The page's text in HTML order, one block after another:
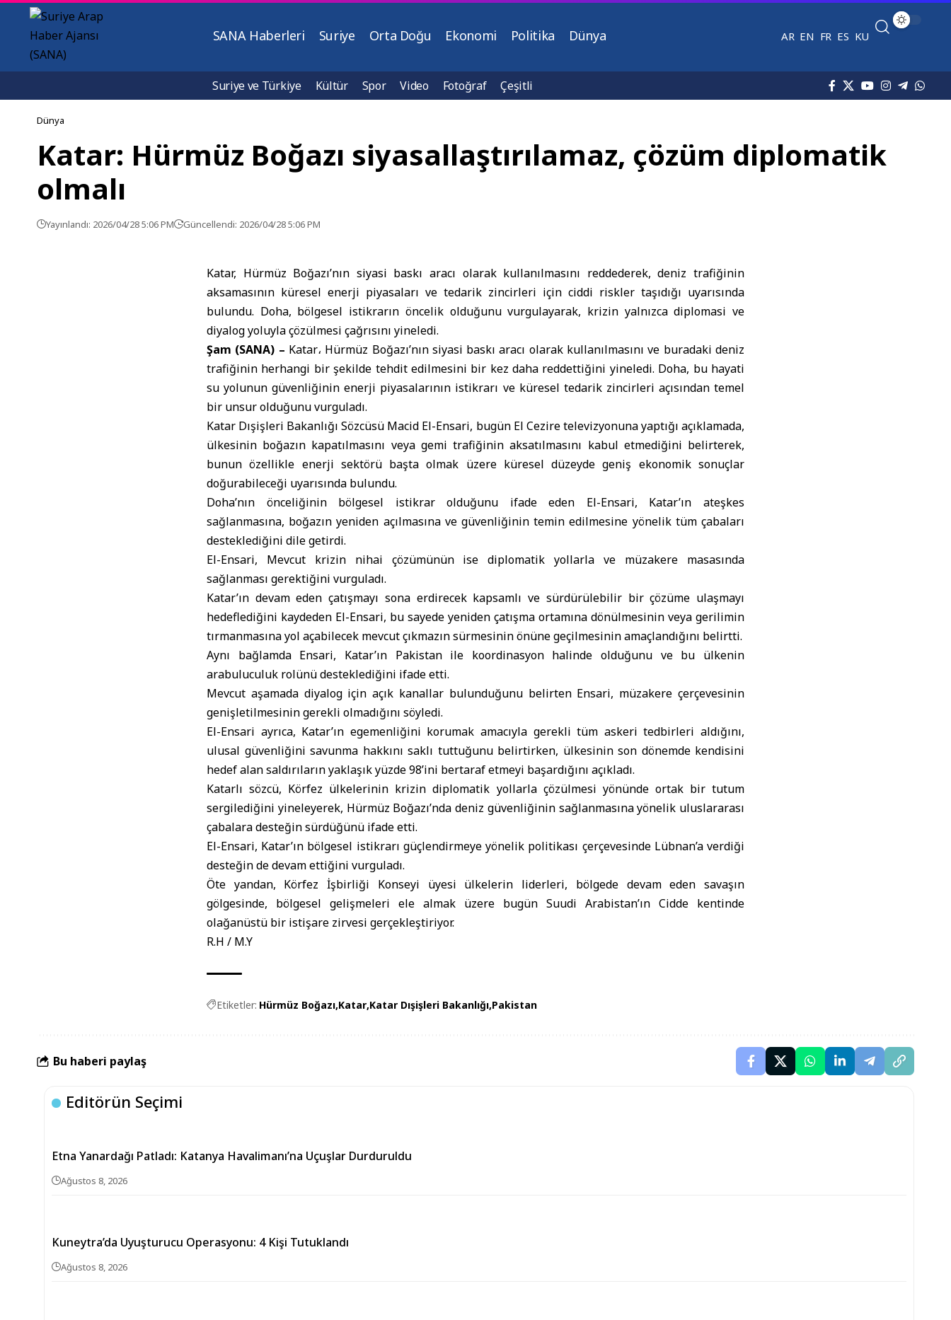
SANA Haberleri Suriye Orta Doğu Ekonomi Politika Dünya AR EN FR ES KU
Suriye ve Türkiye Kültür Spor Video Fotoğraf Çeşitli
Dünya
Katar: Hürmüz Boğazı siyasallaştırılamaz, çözüm diplomatik
olmalı
Yayınlandı: 2026/04/28 5:06 PM Güncellendi: 2026/04/28 5:06 PM
Katar, Hürmüz Boğazı’nın siyasi baskı aracı olarak kullanılmasını reddederek, deniz trafiğinin
aksamasının küresel enerji piyasaları ve tedarik zincirleri için ciddi riskler taşıdığı uyarısında
bulundu. Doha, bölgesel istikrarın öncelik olduğunu vurgulayarak, krizin yalnızca diplomasi ve
diyalog yoluyla çözülmesi çağrısını yineledi.
Şam (SANA) – Katar، Hürmüz Boğazı’nın siyasi baskı aracı olarak kullanılmasını ve buradaki deniz
trafiğinin herhangi bir şekilde tehdit edilmesini bir kez daha reddettiğini yineledi. Doha, bu hayati
su yolunun güvenliğinin enerji piyasalarının istikrarı ve küresel tedarik zincirleri açısından temel
bir unsur olduğunu vurguladı.
Katar Dışişleri Bakanlığı Sözcüsü Macid El-Ensari, bugün El Cezire televizyonuna yaptığı açıklamada,
ülkesinin boğazın kapatılmasını veya gemi trafiğinin aksatılmasını kabul etmediğini belirterek,
bunun özellikle enerji sektörü başta olmak üzere küresel düzeyde geniş ekonomik sonuçlar
doğurabileceği uyarısında bulundu.
Doha’nın önceliğinin bölgesel istikrar olduğunu ifade eden El-Ensari, Katar’ın ateşkes
sağlanmasına, boğazın yeniden açılmasına ve güvenliğinin temin edilmesine yönelik tüm çabaları
desteklediğini dile getirdi.
El-Ensari, Mevcut krizin nihai çözümünün ise diplomatik yollarla ve müzakere masasında
sağlanması gerektiğini vurguladı.
Katar’ın devam eden çatışmayı sona erdirecek kapsamlı ve sürdürülebilir bir çözüme ulaşmayı
hedeflediğini kaydeden El-Ensari, bu sayede yeniden çatışma ortamına dönülmesinin veya gerilimin
tırmanmasına yol açabilecek mevcut çıkmazın sürmesinin önüne geçilmesinin amaçlandığını belirtti.
Aynı bağlamda Ensari, Katar’ın Pakistan ile koordinasyon halinde olduğunu ve bu ülkenin
arabuluculuk rolünü desteklediğini ifade etti.
Mevcut aşamada diyalog için açık kanallar bulunduğunu belirten Ensari, müzakere çerçevesinin
genişletilmesinin gerekli olmadığını söyledi.
El-Ensari ayrıca, Katar’ın egemenliğini korumak amacıyla gerekli tüm askeri tedbirleri aldığını,
ulusal güvenliğini savunma hakkını saklı tuttuğunu belirtirken, ülkesinin son dönemde kendisini
hedef alan saldırıların yaklaşık yüzde 98’ini bertaraf etmeyi başardığını açıkladı.
Katarlı sözcü, Körfez ülkelerinin krizin diplomatik yollarla çözülmesi yönünde ortak bir tutum
sergilediğini yineleyerek, Hürmüz Boğazı’nda deniz güvenliğinin sağlanmasına yönelik uluslararası
çabalara desteğin sürdüğünü ifade etti.
El-Ensari, Katar’ın bölgesel istikrarı güçlendirmeye yönelik politikası çerçevesinde Lübnan’a verdiği
desteğin de devam ettiğini vurguladı.
Öte yandan, Körfezİşbirliği Konseyi üyesi ülkelerin liderleri, bölgede devam eden savaşın
gölgesinde, bölgesel gelişmeleri ele almak üzere bugün Suudi Arabistan’ın Cidde kentinde
olağanüstü bir istişare zirvesi gerçekleştiriyor.
R.H / M.Y
Etiketler: Hürmüz Boğazı Katar Katar Dışişleri Bakanlığı Pakistan
Bu haberi paylaş
Editörün Seçimi
Etna Yanardağı Patladı: Katanya Havalimanı’na Uçuşlar Durduruldu
Ağustos 8, 2026
Kuneytra’da Uyuşturucu Operasyonu: 4 Kişi Tutuklandı
Ağustos 8, 2026